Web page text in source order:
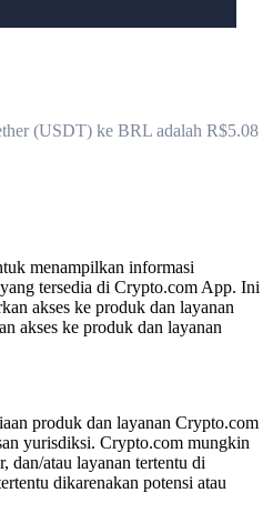
(USDT) ke BRL adalah R$5.08
menampilkan informasi
tersedia di Crypto.com App. Ini
akses ke produk dan layanan
akses ke produk dan layanan
produk dan layanan Crypto.com
yurisdiksi. Crypto.com mungkin
dan/atau layanan tertentu di
dikarenakan potensi atau